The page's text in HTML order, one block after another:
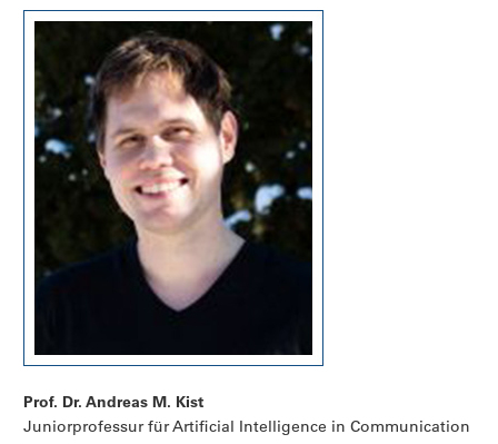
zugängliche Statistische Formmodell der weiblichen Brust und ein
wichtiger Schritt zur künftigen Simulation von Brustoperationen. Es
kann kostenlos von der Website des ReMIC heruntergeladen werden.
Link zum Projekt
Link zum Regensburg Center for Artificial Intelligence (RCAI)
Prof. Dr. Andreas M. Kist
Juniorprofessur für Artificial Intelligence in Communication